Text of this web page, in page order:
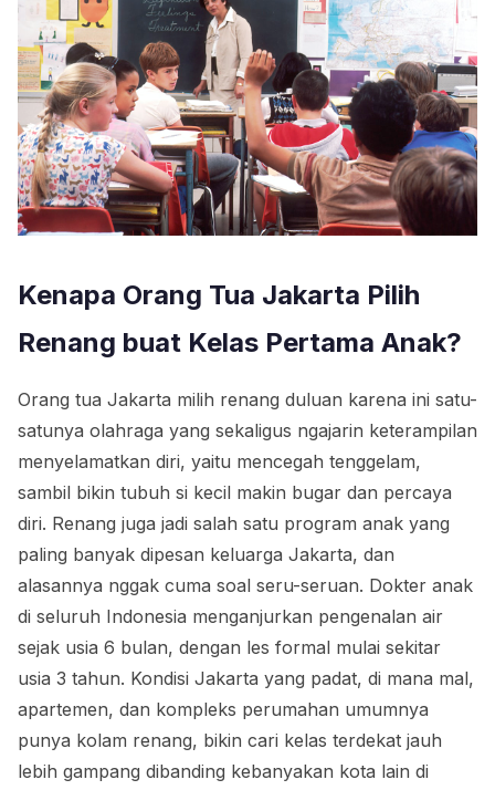
Kenapa Orang Tua Jakarta Pilih
Renang buat Kelas Pertama Anak?
Orang tua Jakarta milih renang duluan karena ini satu-
satunya olahraga yang sekaligus ngajarin keterampilan
menyelamatkan diri, yaitu mencegah tenggelam,
sambil bikin tubuh si kecil makin bugar dan percaya
diri. Renang juga jadi salah satu program anak yang
paling banyak dipesan keluarga Jakarta, dan
alasannya nggak cuma soal seru-seruan. Dokter anak
di seluruh Indonesia menganjurkan pengenalan air
sejak usia 6 bulan, dengan les formal mulai sekitar
usia 3 tahun. Kondisi Jakarta yang padat, di mana mal,
apartemen, dan kompleks perumahan umumnya
punya kolam renang, bikin cari kelas terdekat jauh
lebih gampang dibanding kebanyakan kota lain di